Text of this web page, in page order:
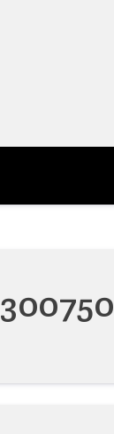
300750